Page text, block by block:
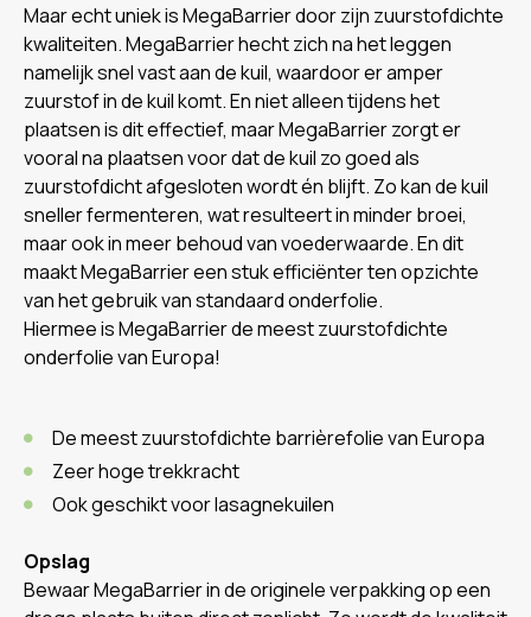
Maar echt uniek is MegaBarrier door zijn zuurstofdichte
kwaliteiten. MegaBarrier hecht zich na het leggen
namelijk snel vast aan de kuil, waardoor er amper
zuurstof in de kuil komt. En niet alleen tijdens het
plaatsen is dit effectief, maar MegaBarrier zorgt er
vooral na plaatsen voor dat de kuil zo goed als
zuurstofdicht afgesloten wordt én blijft. Zo kan de kuil
sneller fermenteren, wat resulteert in minder broei,
maar ook in meer behoud van voederwaarde. En dit
maakt MegaBarrier een stuk efficiënter ten opzichte
van het gebruik van standaard onderfolie.
Hiermee is MegaBarrier de meest zuurstofdichte
onderfolie van Europa!
De meest zuurstofdichte barrièrefolie van Europa
Zeer hoge trekkracht
Ook geschikt voor lasagnekuilen
Opslag
Bewaar MegaBarrier in de originele verpakking op een